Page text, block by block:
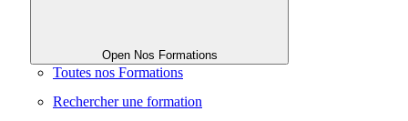
Open Nos Formations
Toutes nos Formations
Rechercher une formation